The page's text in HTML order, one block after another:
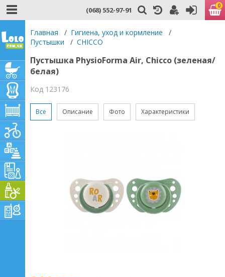
(068) 552-97-91 0
Главная / Гигиена, уход и кормление
/
Пустышки
/ CHICCO
Пустышка PhysioForma Air, Chicco (зеленая/
белая)
Код 123176
Все Описание Фото Характеристики